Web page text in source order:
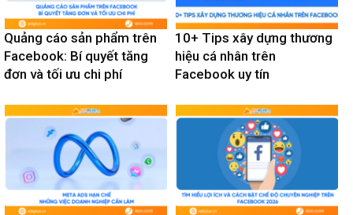
Quảng cáo sản phẩm trên
Facebook: Bí quyết tăng
đơn và tối ưu chi phí
10+ Tips xây dựng thương
hiệu cá nhân trên
Facebook uy tín